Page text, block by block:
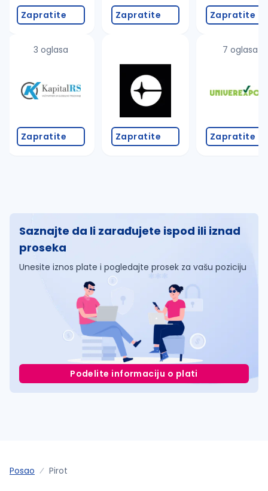
promenite odabrane filtere pretrage
Zapratite
3 oglasa
Zapratite
Zapratite
Zapratite
Zapratite
7 oglasa
Zapratite
Saznajte da li zarađujete ispod ili iznad
proseka
Unesite iznos plate i pogledajte prosek za vašu poziciju
Podelite informaciju o plati
Posao Pirot